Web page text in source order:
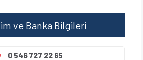
ve Banka Bilgileri
0 546 727 22 65